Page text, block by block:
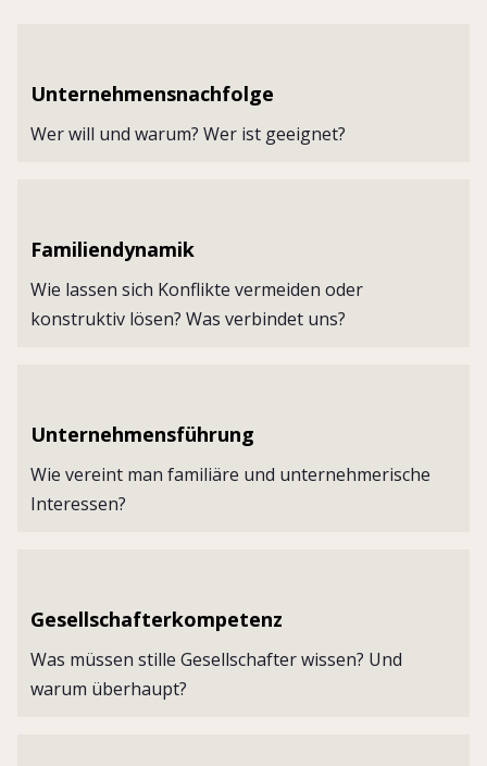
Unternehmensnachfolge
Wer will und warum? Wer ist geeignet?
Familiendynamik
Wie lassen sich Konflikte vermeiden oder
konstruktiv lösen? Was verbindet uns?
Unternehmensführung
Wie vereint man familiäre und unternehmerische
Interessen?
Gesellschafterkompetenz
Was müssen stille Gesellschafter wissen? Und
warum überhaupt?